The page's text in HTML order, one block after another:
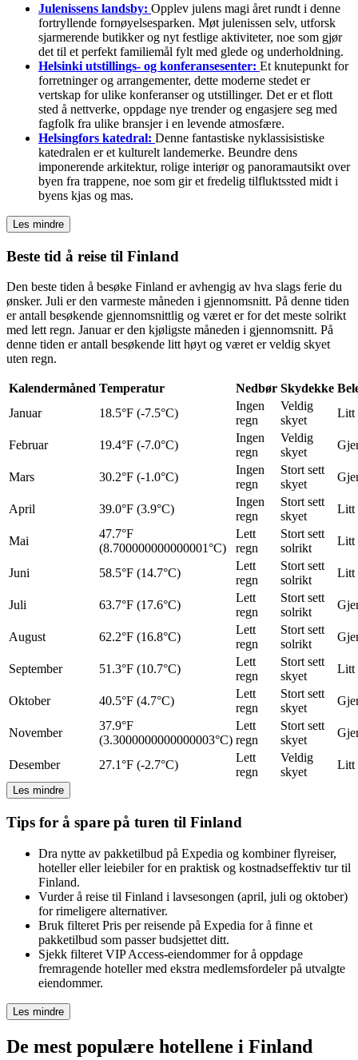
Julenissens landsby: Opplev julens magi året rundt i denne
fortryllende fornøyelsesparken. Møt julenissen selv, utforsk
sjarmerende butikker og nyt festlige aktiviteter, noe som gjør
det til et perfekt familiemål fylt med glede og underholdning.
Helsinki utstillings- og konferansesenter: Et knutepunkt for
forretninger og arrangementer, dette moderne stedet er
vertskap for ulike konferanser og utstillinger. Det er et flott
sted å nettverke, oppdage nye trender og engasjere seg med
fagfolk fra ulike bransjer i en levende atmosfære.
Helsingfors katedral: Denne fantastiske nyklassisistiske
katedralen er et kulturelt landemerke. Beundre dens
imponerende arkitektur, rolige interiør og panoramautsikt over
byen fra trappene, noe som gir et fredelig tilfluktssted midt i
byens kjas og mas.
Les mindre
Beste tid å reise til Finland
Den beste tiden å besøke Finland er avhengig av hva slags ferie du
ønsker. Juli er den varmeste måneden i gjennomsnitt. På denne tiden
er antall besøkende gjennomsnittlig og været er for det meste solrikt
med lett regn. Januar er den kjøligste måneden i gjennomsnitt. På
denne tiden er antall besøkende litt høyt og været er veldig skyet
uten regn.
Kalendermåned Temperatur Nedbør Skydekke
Januar
18.5°F (-7.5°C)
Ingen
regn
Veldig
skyet
Litt
Februar 19.4°F (-7.0°C)
Ingen
regn
Veldig
skyet
Mars 30.2°F (-1.0°C)
Ingen
regn
Stort sett
skyet
April 39.0°F (3.9°C)
Ingen
regn
Stort sett
skyet
Litt
Mai
47.7°F
(8.700000000000001°C)
Lett
regn
Stort sett
solrikt
Litt
Juni 58.5°F (14.7°C)
Lett
regn
Stort sett
solrikt
Litt
Juli 63.7°F (17.6°C)
Lett
regn
Stort sett
solrikt
August 62.2°F (16.8°C)
Lett
regn
Stort sett
solrikt
September 51.3°F (10.7°C)
Lett
regn
Stort sett
skyet
Litt
Oktober 40.5°F (4.7°C)
Lett
regn
Stort sett
skyet
November
37.9°F
(3.3000000000000003°C)
Lett
regn
Stort sett
skyet
Desember 27.1°F (-2.7°C)
Lett
regn
Veldig
skyet
Litt
Les mindre
Tips for å spare på turen til Finland
Dra nytte av pakketilbud på Expedia og kombiner flyreiser,
hoteller eller leiebiler for en praktisk og kostnadseffektiv tur til
Finland.
Vurder å reise til Finland i lavsesongen (april, juli og oktober)
for rimeligere alternativer.
Bruk filteret Pris per reisende på Expedia for å finne et
pakketilbud som passer budsjettet ditt.
Sjekk filteret VIP Access-eiendommer for å oppdage
fremragende hoteller med ekstra medlemsfordeler på utvalgte
eiendommer.
Les mindre
De mest populære hotellene i Finland